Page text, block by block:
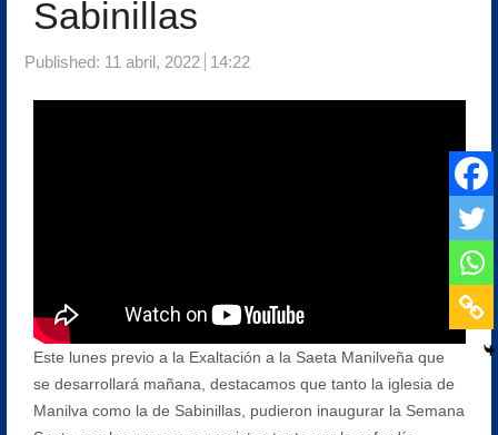
Sabinillas
Published: 11 abril, 2022 14:22
Este lunes previo a la Exaltación a la Saeta Manilveña que
se desarrollará mañana, destacamos que tanto la iglesia de
Manilva como la de Sabinillas, pudieron inaugurar la Semana